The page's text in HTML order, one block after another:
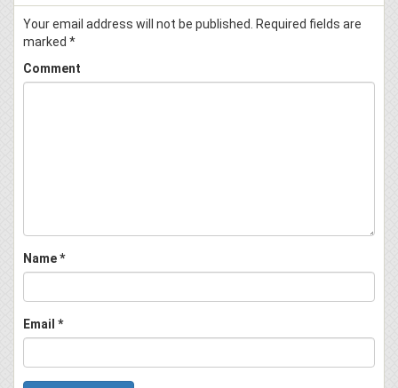
Your email address will not be published.
Required fields are
marked *
Comment
Name*
Email *